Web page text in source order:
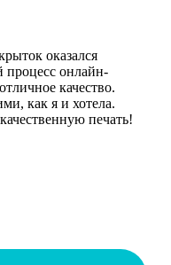
оказался
процесс онлайн-
качество.
как я и хотела.
печать!